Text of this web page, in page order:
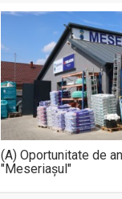
(A) Oportunitate de
"Meseriașul"